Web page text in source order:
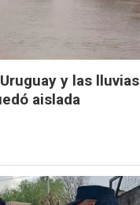
y las lluvias
aislada